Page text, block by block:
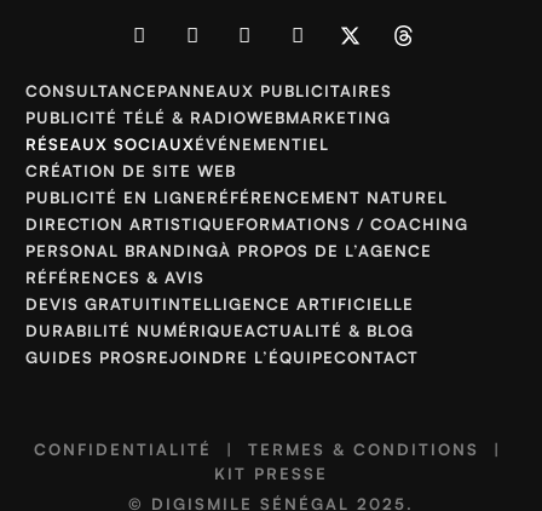
CONSULTANCEPANNEAUX PUBLICITAIRES
PUBLICITÉ TÉLÉ & RADIOWEBMARKETING
RÉSEAUX SOCIAUXÉVÉNEMENTIEL
CRÉATION DE SITE WEB
PUBLICITÉ EN LIGNERÉFÉRENCEMENT NATUREL
DIRECTION ARTISTIQUEFORMATIONS / COACHING
PERSONAL BRANDINGÀ PROPOS DE L’AGENCE
RÉFÉRENCES & AVIS
DEVIS GRATUITINTELLIGENCE ARTIFICIELLE
DURABILITÉ NUMÉRIQUEACTUALITÉ & BLOG
GUIDES PROSREJOINDRE L’ÉQUIPECONTACT
CONFIDENTIALITÉ | TERMES & CONDITIONS
|
KIT PRESSE
© DIGISMILE SÉNÉGAL 2025.